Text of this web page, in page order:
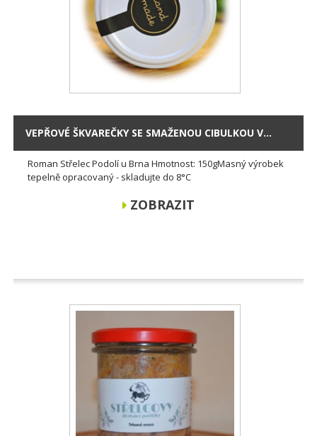
VEPŘOVÉ ŠKVAREČKY SE SMAŽENOU CIBULKOU V...
Roman Střelec Podolí u Brna Hmotnost: 150gMasný výrobek
tepelně opracovaný - skladujte do 8°C
ZOBRAZIT